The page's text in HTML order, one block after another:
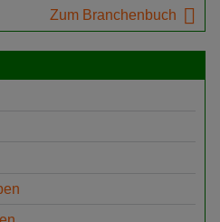
Zum Branchenbuch